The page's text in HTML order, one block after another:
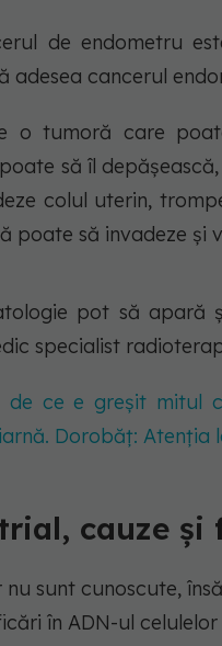
de endometru
adesea cancerul
o tumoră care
să îl
colul uterin,
poate să invadeze și
pot să apară
specialist
ce e greșit mitul
Dorobăț: Atenția
cauze
sunt cunoscute,
în ADN-ul